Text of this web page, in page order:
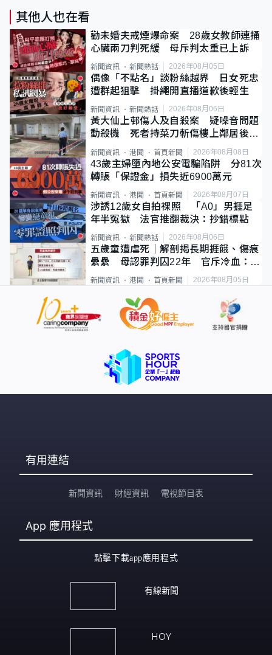
其他人也在看
勸未婚夫戒煙爆命案 28歲女教師連捅
心臟兩刀判死緩 母斥判太重已上訴
新聞資訊 新聞熱話 2026年08月05日
偶像「不點名」談粉絲越界 日女死忠
遭群起狙擊 掛繩開直播道歉後輕生
新聞資訊 新聞熱話 2026年08月06日
黃大仙上邨傷人及自殺案 疑噪音問題
動殺機 死者持菜刀斬傷樓上鄰居後墮
新聞資訊 港聞 首頁新聞 2026年08月08日
43歲主婦墮內地公安電騙陷阱 分81次
轉賬「保證金」損失近6900萬元
新聞資訊 港聞 首頁新聞 2026年08月07日
涉誘12歲女自拍祼照 「A0」男捱足
年半冤獄 法官推翻裁決：抄錯標點
新聞資訊 新聞熱話 2026年08月06日
五歲童遭虐死｜解剖揭長期捱餓、傷痕
纍纍 母認罪判囚22年 官斥冷血：同
類案最惡劣
新聞資訊 港聞 首頁新聞 2026年08月05日
有用連結
新聞資訊 財經資訊 電視節目表
App 應用程式
點擊下載app應用程式
有線新聞
HOY